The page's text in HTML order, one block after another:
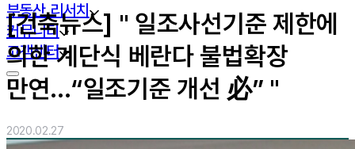
부동산 리서치
커뮤니티
고객센터
[건축뉴스] " 일조사선기준 제한에
의한 계단식 베란다 불법확장
만연…“일조기준 개선 必” "
2020.02.27